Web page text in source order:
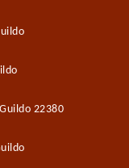
22380